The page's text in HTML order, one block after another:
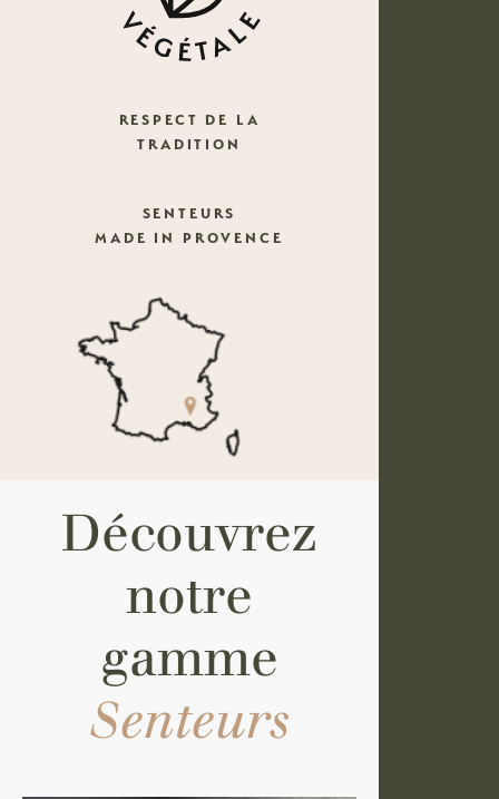
RESPECT DE LA
TRADITION
SENTEURS
MADE IN PROVENCE
Découvrez
notre
gamme
Senteurs